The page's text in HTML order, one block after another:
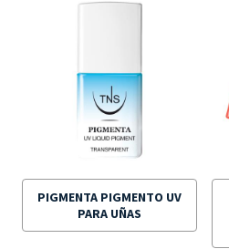
PIGMENTA PIGMENTO UV
PARA UÑAS